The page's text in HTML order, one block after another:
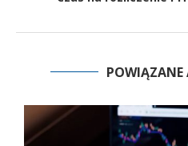
POWIĄZANE